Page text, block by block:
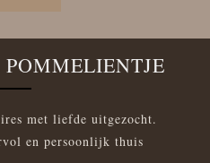
met liefde uitgezocht.
en persoonlijk thuis